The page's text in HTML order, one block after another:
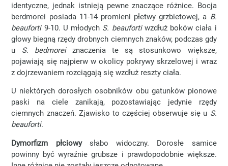
identyczne, jednak istnieją pewne znaczące różnice. Bocja
berdmorei posiada 11-14 promieni płetwy grzbietowej, a B.
beauforti9-10. U młodych S. beaufortiwzdłuż boków ciała i
głowy biegną rzędy drobnych ciemnych znaków, podczas gdy
u S. bedmoreiznaczenia te są stosunkowo większe,
pojawiają się najpierw w okolicy pokrywy skrzelowej i wraz
z dojrzewaniem rozciągają się wzdłuż reszty ciała.
U niektórych dorosłych osobników obu gatunków pionowe
paski na ciele zanikają, pozostawiając jedynie rzędy
ciemnych znaczeń. Zjawisko to częściej obserwuje się u S.
beauforti.
Dymorfizm płciowysłabo widoczny. Dorosłe samice
powinny być wyraźnie grubsze i prawdopodobnie większe.